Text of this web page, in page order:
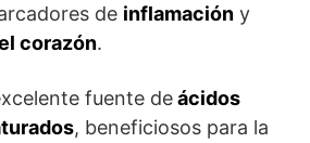
de inflamación y
corazón.
fuente deácidos
, beneficiosos para la